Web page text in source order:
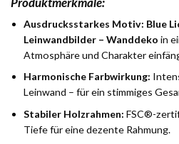
Ausdrucksstarkes Motiv: Blue
Leinwandbilder – Wanddeko in
Atmosphäre und Charakter
Harmonische Farbwirkung:
Leinwand – für ein stimmiges
Stabiler Holzrahmen: FSC®-
Tiefe für eine dezente Rahmung.